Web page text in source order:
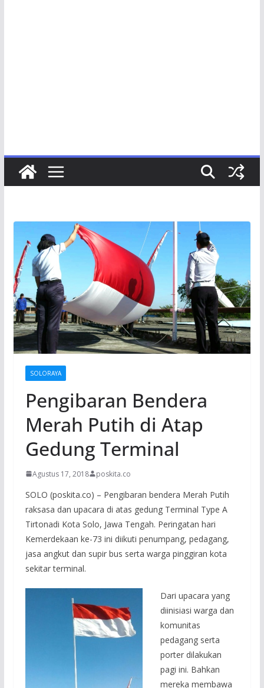
SOLORAYA
Pengibaran Bendera
Merah Putih di Atap
Gedung Terminal
Agustus 17, 2018 poskita.co
SOLO (poskita.co) – Pengibaran bendera Merah Putih
raksasa dan upacara di atas gedung Terminal Type A
Tirtonadi Kota Solo, Jawa Tengah. Peringatan hari
Kemerdekaan ke-73 ini diikuti penumpang, pedagang,
jasa angkut dan supir bus serta warga pinggiran kota
sekitar terminal.
Dari upacara yang
diinisiasi warga dan
komunitas
pedagang serta
porter dilakukan
pagi ini. Bahkan
mereka membawa